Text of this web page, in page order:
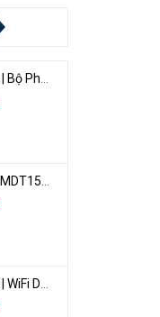
ZTE U60 Pro | Bộ Phát 5G Cầm Tay Tích Hợp Công Nghệ WiFi 7, Pin 10000mAh
Mobifone 12MDT150 | Sim Chuyên 4G Mobifone Dung Lượng Cao 500GB/Tháng Gói 1 Năm
ZTE U30 Pro | WiFi Di Động 5G Tốc Độ Lên Đến 500Mbps, Màn Hình Cảm Ứng